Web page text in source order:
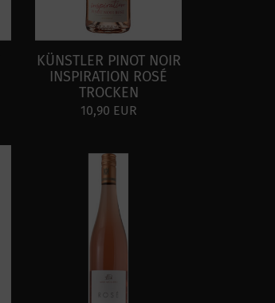
KÜNSTLER PINOT NOIR
INSPIRATION ROSÉ
TROCKEN
10,90 EUR